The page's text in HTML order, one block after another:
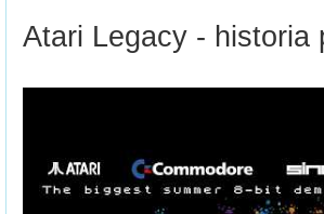
Atari Legacy - historia